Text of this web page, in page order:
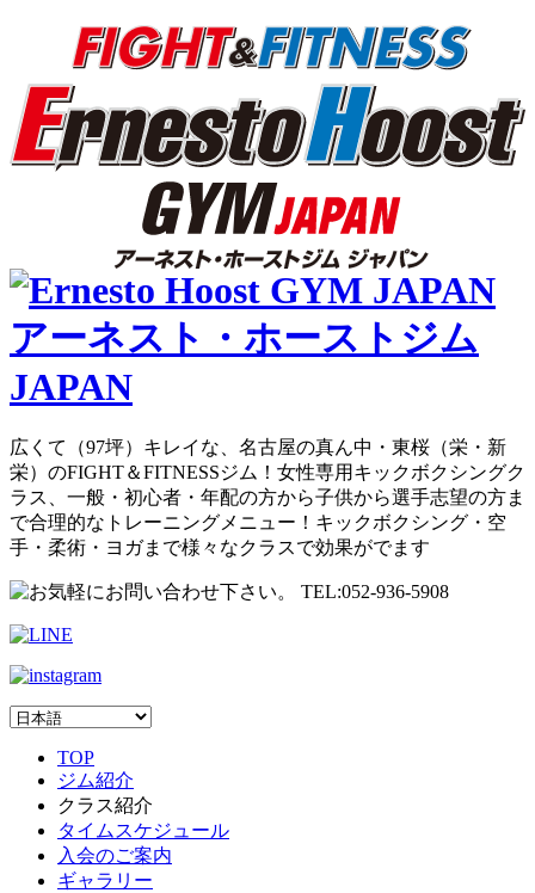
広くて（97坪）キレイな、名古屋の真ん中・東桜（栄・新
栄）のFIGHT＆FITNESSジム！女性専用キックボクシングク
ラス、一般・初心者・年配の方から子供から選手志望の方ま
で合理的なトレーニングメニュー！キックボクシング・空
手・柔術・ヨガまで様々なクラスで効果がでます
TOP
ジム紹介
クラス紹介
タイムスケジュール
入会のご案内
ギャラリー